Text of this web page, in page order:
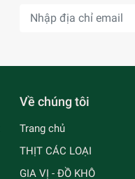
Về chúng tôi
Trang chủ
THỊT CÁC LOẠI
GIA VỊ - ĐỒ KHÔ